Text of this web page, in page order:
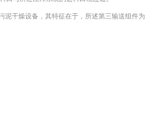
泥干燥设备，其特征在于，所述第三输送组件为